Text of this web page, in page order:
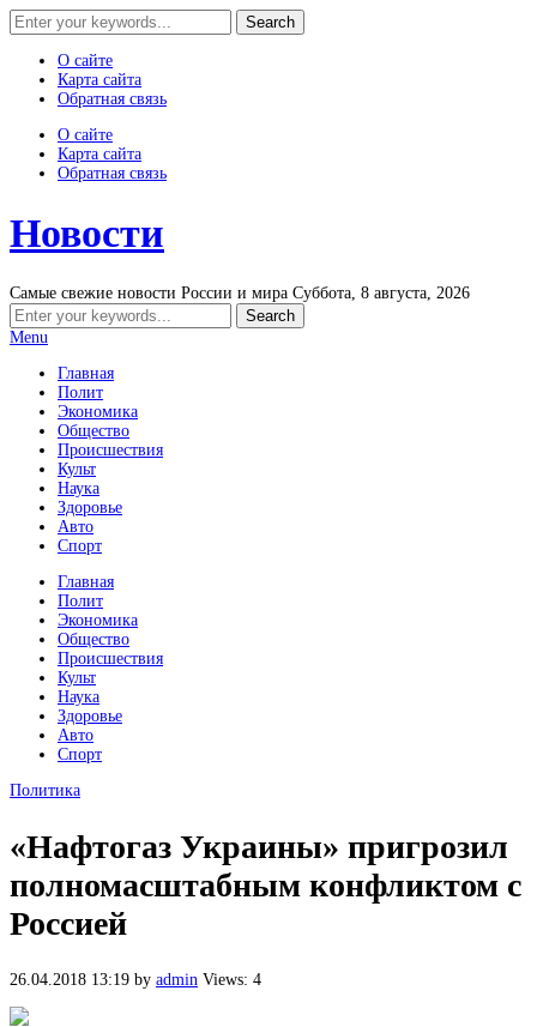
О сайте
Карта сайта
Обратная связь
О сайте
Карта сайта
Обратная связь
Новости
Самые свежие новости России и мира Суббота, 8 августа, 2026
Menu
Главная
Полит
Экономика
Общество
Происшествия
Культ
Наука
Здоровье
Авто
Спорт
Главная
Полит
Экономика
Общество
Происшествия
Культ
Наука
Здоровье
Авто
Спорт
Политика
«Нафтогаз Украины» пригрозил
полномасштабным конфликтом с
Россией
26.04.2018 13:19 by admin Views: 4